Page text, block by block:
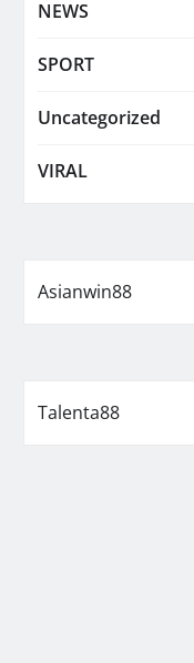
NEWS
SPORT
Uncategorized
VIRAL
Asianwin88
Talenta88